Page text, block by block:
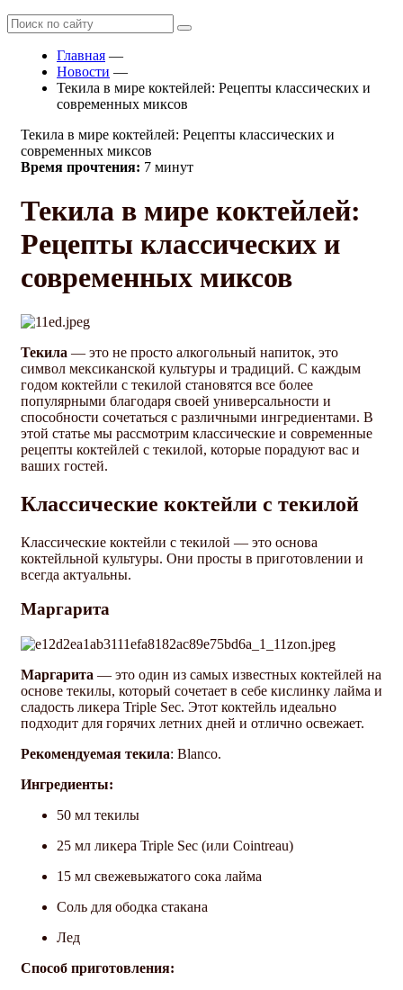
Главная —
Новости —
Текила в мире коктейлей: Рецепты классических и
современных миксов
Текила в мире коктейлей: Рецепты классических и
современных миксов
Время прочтения: 7 минут
Текила в мире коктейлей:
Рецепты классических и
современных миксов
Текила — это не просто алкогольный напиток, это
символ мексиканской культуры и традиций. С каждым
годом коктейли с текилой становятся все более
популярными благодаря своей универсальности и
способности сочетаться с различными ингредиентами. В
этой статье мы рассмотрим классические и современные
рецепты коктейлей с текилой, которые порадуют вас и
ваших гостей.
Классические коктейли с текилой
Классические коктейли с текилой — это основа
коктейльной культуры. Они просты в приготовлении и
всегда актуальны.
Маргарита
Маргарита — это один из самых известных коктейлей на
основе текилы, который сочетает в себе кислинку лайма и
сладость ликера Triple Sec. Этот коктейль идеально
подходит для горячих летних дней и отлично освежает.
Рекомендуемая текила: Blanco.
Ингредиенты:
50 мл текилы
25 мл ликера Triple Sec (или Cointreau)
15 мл свежевыжатого сока лайма
Соль для ободка стакана
Лед
Способ приготовления: